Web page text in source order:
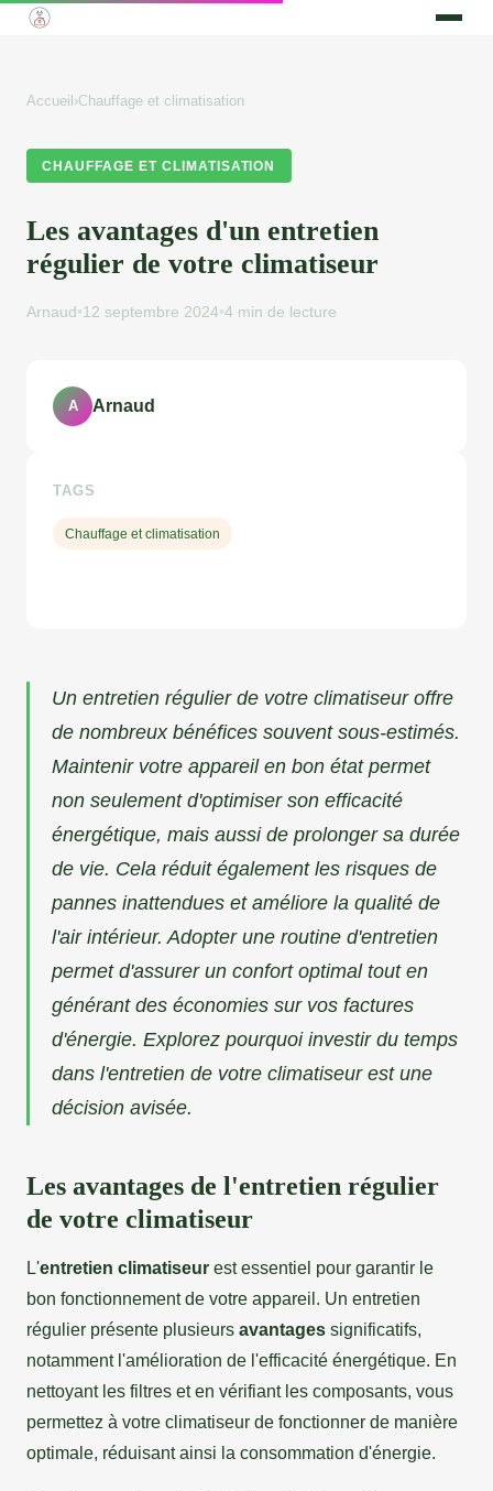
Accueil ›Chauffage et climatisation
CHAUFFAGE ET CLIMATISATION
Les avantages d'un entretien
régulier de votre climatiseur
Arnaud•12 septembre 2024•4 min de lecture
Un entretien régulier de votre climatiseur offre
de nombreux bénéfices souvent sous-estimés.
Maintenir votre appareil en bon état permet
non seulement d'optimiser son efficacité
énergétique, mais aussi de prolonger sa durée
de vie. Cela réduit également les risques de
pannes inattendues et améliore la qualité de
l'air intérieur. Adopter une routine d'entretien
permet d'assurer un confort optimal tout en
générant des économies sur vos factures
d'énergie. Explorez pourquoi investir du temps
dans l'entretien de votre climatiseur est une
décision avisée.
Les avantages de l'entretien régulier
de votre climatiseur
L'entretien climatiseur est essentiel pour garantir le
bon fonctionnement de votre appareil. Un entretien
régulier présente plusieurs avantages significatifs,
notamment l'amélioration de l'efficacité énergétique. En
nettoyant les filtres et en vérifiant les composants, vous
permettez à votre climatiseur de fonctionner de manière
optimale, réduisant ainsi la consommation d'énergie.
A Arnaud
TAGS
Chauffage et climatisation